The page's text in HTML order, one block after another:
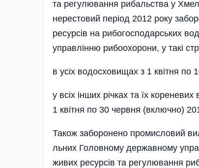
та регулювання рибальства у
нерестовий період 2012 року
ресурсів на рибогосподарських
управлінню рибоохорони, у такі
в усіх водосховищах з 1 квітня
у всіх інших річках та їх
1 квітня по 30 червня (включно)
Також заборонено промисловий
льних Головному державному
живих ресурсів та регулювання